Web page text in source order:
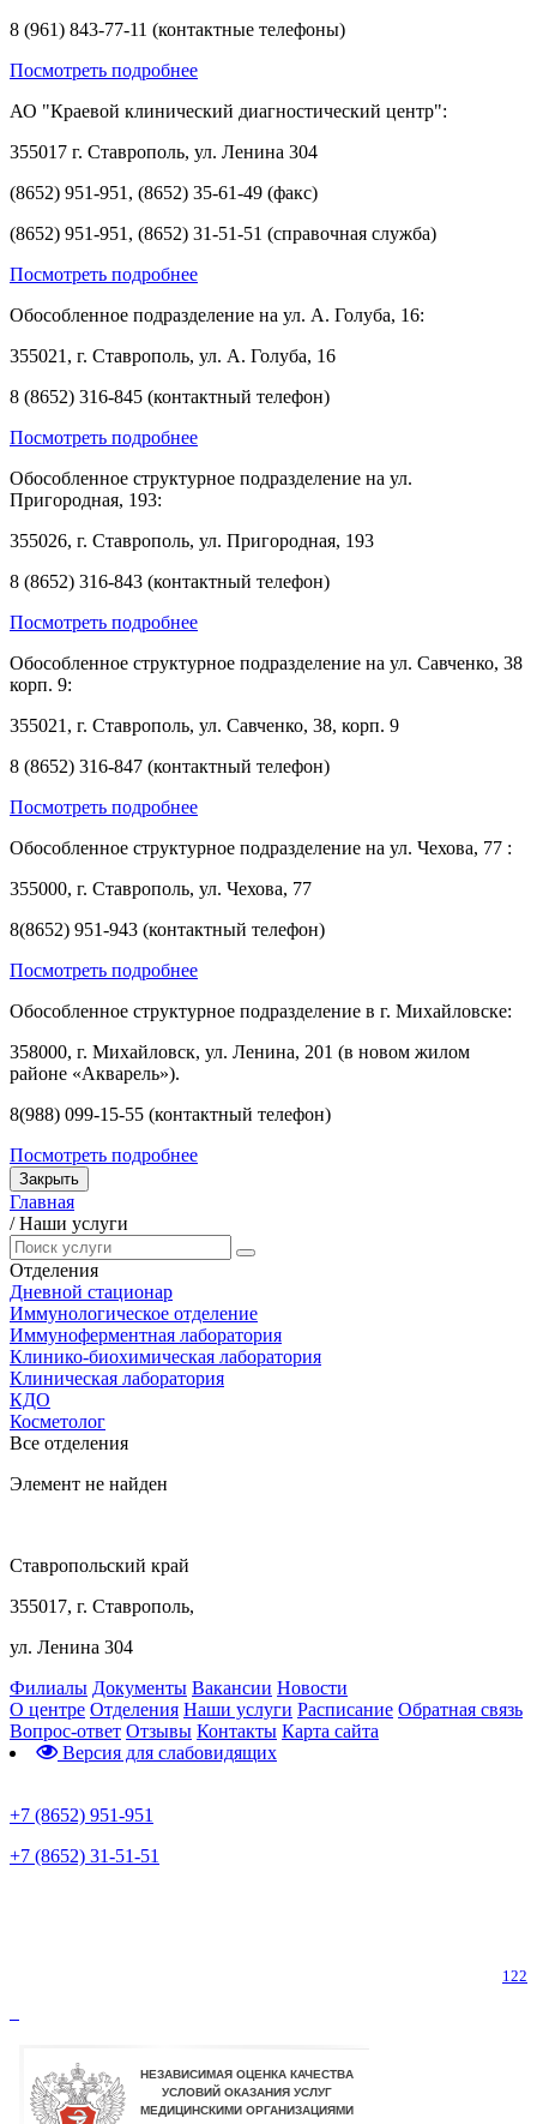
8 (961) 843-77-11 (контактные телефоны)
Посмотреть подробнее
АО "Краевой клинический диагностический центр":
355017 г. Ставрополь, ул. Ленина 304
(8652) 951-951, (8652) 35-61-49 (факс)
(8652) 951-951, (8652) 31-51-51 (справочная служба)
Посмотреть подробнее
Обособленное подразделение на ул. А. Голуба, 16:
355021, г. Ставрополь, ул. А. Голуба, 16
8 (8652) 316-845 (контактный телефон)
Посмотреть подробнее
Обособленное структурное подразделение на ул.
Пригородная, 193:
355026, г. Ставрополь, ул. Пригородная, 193
8 (8652) 316-843 (контактный телефон)
Посмотреть подробнее
Обособленное структурное подразделение на ул. Савченко, 38
корп. 9:
355021, г. Ставрополь, ул. Савченко, 38, корп. 9
8 (8652) 316-847 (контактный телефон)
Посмотреть подробнее
Обособленное структурное подразделение на ул. Чехова, 77 :
355000, г. Ставрополь, ул. Чехова, 77
8(8652) 951-943 (контактный телефон)
Посмотреть подробнее
Обособленное структурное подразделение в г. Михайловске:
358000, г. Михайловск, ул. Ленина, 201 (в новом жилом
районе «Акварель»).
8(988) 099-15-55 (контактный телефон)
Посмотреть подробнее
Закрыть
Главная
/ Наши услуги
Отделения
Дневной стационар
Иммунологическое отделение
Иммуноферментная лаборатория
Клинико-биохимическая лаборатория
Клиническая лаборатория
КДО
Косметолог
Все отделения
Элемент не найден
Ставропольский край
355017, г. Ставрополь,
ул. Ленина 304
Филиалы Документы Вакансии Новости
О центре Отделения Наши услуги Расписание Обратная связь
Вопрос-ответ Отзывы Контакты Карта сайта
Версия для слабовидящих
+7 (8652) 951-951
+7 (8652) 31-51-51
122